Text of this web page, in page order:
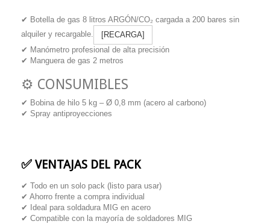
✔ Botella de gas 8 litros ARGÓN/CO₂ cargada a 200 bares sin
alquiler y recargable.
[RECARGA]
✔ Manómetro profesional de alta precisión
✔ Manguera de gas 2 metros
⚙️ CONSUMIBLES
✔ Bobina de hilo 5 kg – Ø 0,8 mm (acero al carbono)
✔ Spray antiproyecciones
✅ VENTAJAS DEL PACK
✔ Todo en un solo pack (listo para usar)
✔ Ahorro frente a compra individual
✔ Ideal para soldadura MIG en acero
✔ Compatible con la mayoría de soldadores MIG